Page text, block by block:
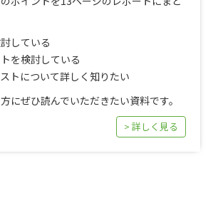
している
を検討している
トについて詳しく知りたい
にぜひ読んでいただきたい資料です。
> 詳しく見る